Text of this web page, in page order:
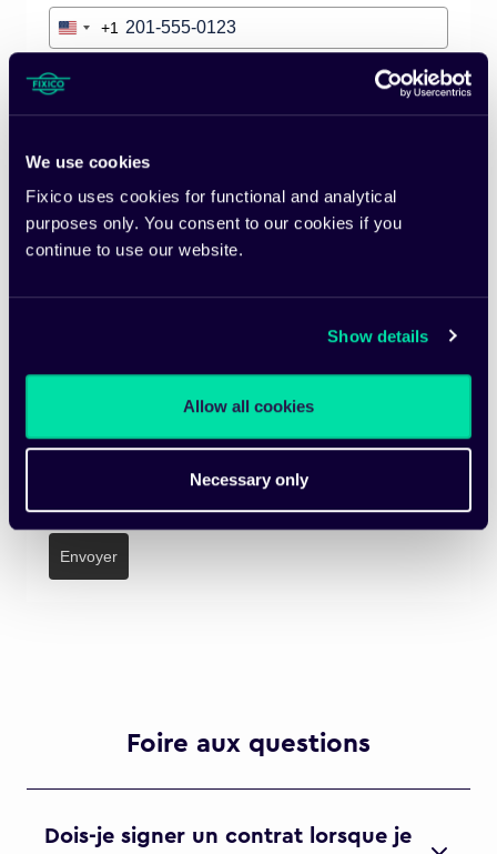
We use cookies
Fixico uses cookies for functional and analytical
purposes only. You consent to our cookies if you
continue to use our website.
Show details
Allow all cookies
Necessary only
United
States
+1
+1
Site internet
Souhaitez-vous recevoir des demandes de
?*
Envoyer
Foire aux questions
Dois-je signer un contrat lorsque je